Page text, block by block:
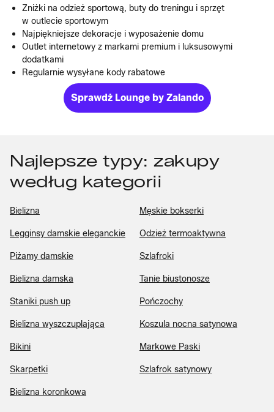
Zniżki na odzież sportową, buty do treningu i sprzęt
w outlecie sportowym
Najpiękniejsze dekoracje i wyposażenie domu
Outlet internetowy z markami premium i luksusowymi
dodatkami
Regularnie wysyłane kody rabatowe
Sprawdż Lounge by Zalando
Najlepsze typy: zakupy
według kategorii
Bielizna Męskie bokserki
Legginsy damskie eleganckie Odzież termoaktywna
Piżamy damskie Szlafroki
Bielizna damska Tanie biustonosze
Staniki push up Pończochy
Bielizna wyszczuplająca Koszula nocna satynowa
Bikini Markowe Paski
Skarpetki Szlafrok satynowy
Bielizna koronkowa